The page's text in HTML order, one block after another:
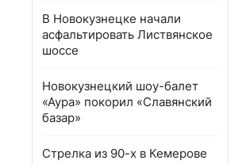
В Новокузнецке начали
асфальтировать Листвянское
шоссе
Новокузнецкий шоу-балет
«Аура» покорил «Славянский
базар»
Стрелка из 90-х в Кемерове